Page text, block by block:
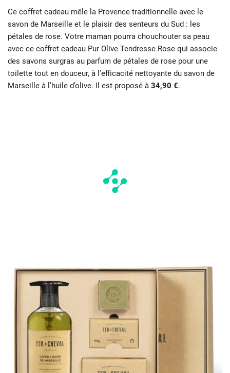
Ce coffret cadeau mêle la Provence traditionnelle avec le
savon de Marseille et le plaisir des senteurs du Sud : les
pétales de rose. Votre maman pourra chouchouter sa peau
avec ce coffret cadeau Pur Olive Tendresse Rose qui associe
des savons surgras au parfum de pétales de rose pour une
toilette tout en douceur, à l’efficacité nettoyante du savon de
Marseille à l’huile d’olive. Il est proposé à 34,90 €.